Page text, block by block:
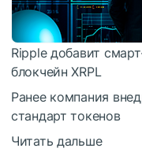
Ripple добавит
блокчейн XRPL
Ранее компания
стандарт токенов
Читать дальше